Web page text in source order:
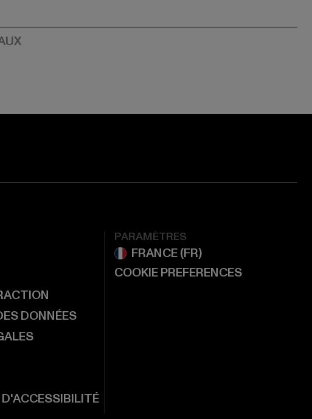
page:page:
our YouTube channel:
DONNÉES
PARAMÈTRES
COOKIE PREFERENCES